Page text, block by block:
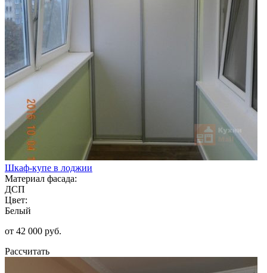
Шкаф-купе в лоджии
Материал фасада:
ДСП
Цвет:
Белый
от 42 000 руб.
Рассчитать